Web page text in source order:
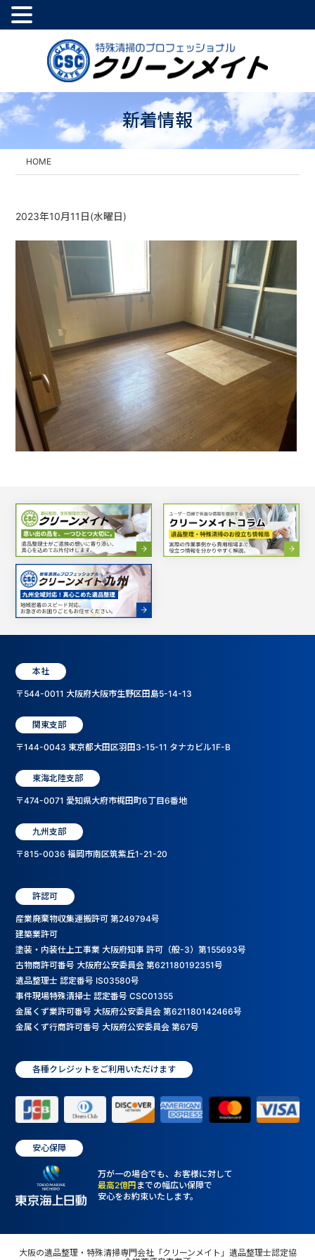
新着情報
HOME
2023年10月11日(水曜日)
本社
〒544-0011 大阪府大阪市生野区田島5-14-13
関東支部
〒144-0043 東京都大田区羽田3-15-11 タナカビル1F-B
東海北陸支部
〒474-0071 愛知県大府市梶田町6丁目6番地
九州支部
〒815-0036 福岡市南区筑紫丘1-21-20
許認可
産業廃棄物収集運搬許可 第249794号
建築業許可
塗装・内装仕上工事業 大阪府知事 許可（般-3）第155693号
古物商許可番号 大阪府公安委員会 第621180192351号
遺品整理士 認定番号 IS03580号
事件現場特殊清掃士 認定番号 CSC01355
金属くず業許可番号 大阪府公安委員会 第621180142466号
金属くず行商許可番号 大阪府公安委員会 第67号
各種クレジットをご利用いただけます
安心保障
万が一の場合でも、お客様に対して
最高2億円 までの幅広い保障で
安心をお約束いたします。
大阪の遺品整理・特殊清掃専門会社「クリーンメイト」遺品整理士認定協